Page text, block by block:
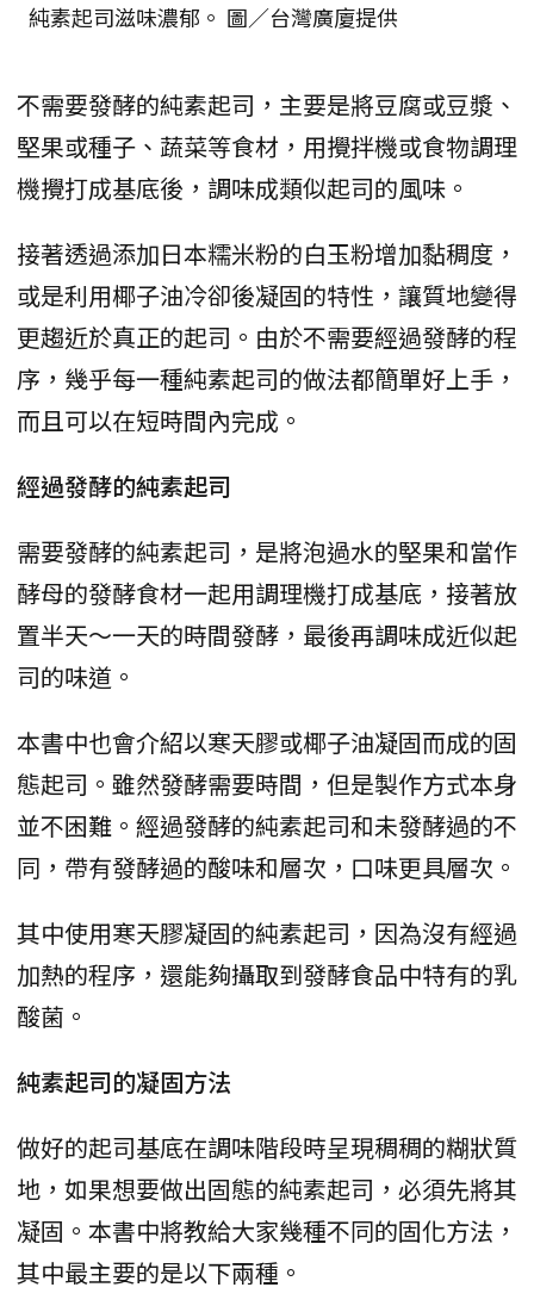
純素起司滋味濃郁。 圖／台灣廣廈提供
不需要發酵的純素起司，主要是將豆腐或豆漿、
堅果或種子、蔬菜等食材，用攪拌機或食物調理
機攪打成基底後，調味成類似起司的風味。
接著透過添加日本糯米粉的白玉粉增加黏稠度，
或是利用椰子油冷卻後凝固的特性，讓質地變得
更趨近於真正的起司。由於不需要經過發酵的程
序，幾乎每一種純素起司的做法都簡單好上手，
而且可以在短時間內完成。
經過發酵的純素起司
需要發酵的純素起司，是將泡過水的堅果和當作
酵母的發酵食材一起用調理機打成基底，接著放
置半天～一天的時間發酵，最後再調味成近似起
司的味道。
本書中也會介紹以寒天膠或椰子油凝固而成的固
態起司。雖然發酵需要時間，但是製作方式本身
並不困難。經過發酵的純素起司和未發酵過的不
同，帶有發酵過的酸味和層次，口味更具層次。
其中使用寒天膠凝固的純素起司，因為沒有經過
加熱的程序，還能夠攝取到發酵食品中特有的乳
酸菌。
純素起司的凝固方法
做好的起司基底在調味階段時呈現稠稠的糊狀質
地，如果想要做出固態的純素起司，必須先將其
凝固。本書中將教給大家幾種不同的固化方法，
其中最主要的是以下兩種。